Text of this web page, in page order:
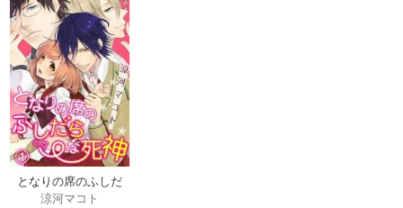
となりの席のふしだ
らな死神
涼河マコト